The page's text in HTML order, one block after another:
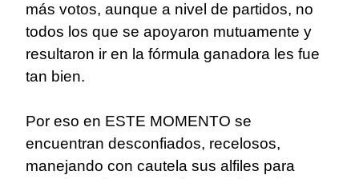
más votos, aunque a nivel de partidos, no
todos los que se apoyaron mutuamente y
resultaron ir en la fórmula ganadora les fue
tan bien.
Por eso en ESTE MOMENTO se
encuentran desconfiados, recelosos,
manejando con cautela sus alfiles para